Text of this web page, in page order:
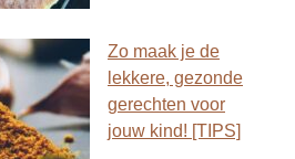
Zo maak je de
lekkere, gezonde
gerechten voor
jouw kind! [TIPS]